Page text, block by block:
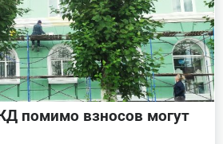
помимо взносов могут